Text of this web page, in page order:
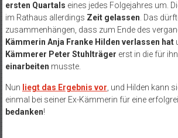
ersten Quartals eines jedes Folgejahres um.
im Rathaus allerdings Zeit gelassen . Das
zusammenhängen, dass zum Ende des
Kämmerin Anja Franke Hilden verlassen hat
Kämmerer Peter Stuhlträger erst in die für ihn
einarbeiten musste.
Nun liegt das Ergebnis vor , und Hilden kann
einmal bei seiner Ex-Kämmerin für eine
bedanken!